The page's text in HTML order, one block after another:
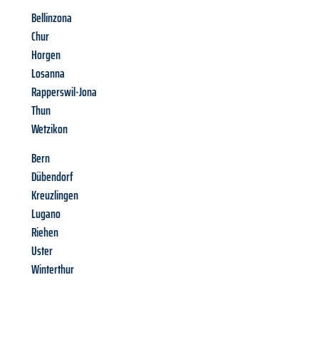
Bellinzona
Chur
Horgen
Losanna
Rapperswil-Jona
Thun
Wetzikon
Bern
Dübendorf
Kreuzlingen
Lugano
Riehen
Uster
Winterthur